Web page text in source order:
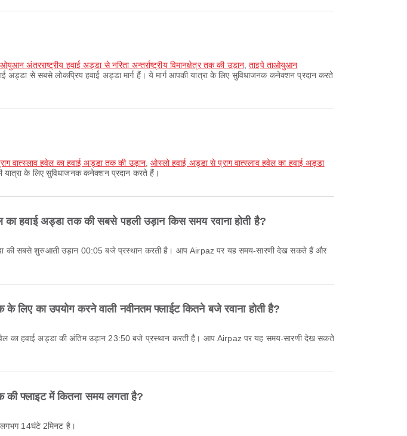
अंतरराष्ट्रीय हवाई अड्डा से नरिता अन्तर्राष्ट्रीय विमानक्षेत्र तक की उड़ान,ताइपे ताओयुआन
अड्डा से सबसे लोकप्रिय हवाई अड्डा मार्ग हैं। ये मार्ग आपकी यात्रा के लिए सुविधाजनक कनेक्शन प्रदान करते
वात्स्लाव हवेल का हवाई अड्डा तक की उड़ान ,ओस्लो हवाई अड्डा से प्राग वात्स्लाव हवेल का हवाई अड्डा
यात्रा के लिए सुविधाजनक कनेक्शन प्रदान करते हैं।
हवाई अड्डा तक की सबसे पहली उड़ान किस समय रवाना होती है?
लिए का उपयोग करने वाली नवीनतम फ्लाईट कितने बजे रवाना होती है?
की फ्लाइट में कितना समय लगता है?
लगभग 14घंटे 2मिनट है।